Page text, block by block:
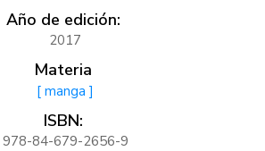
Año de edición:
2017
Materia
[ manga ]
ISBN:
978-84-679-2656-9